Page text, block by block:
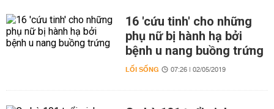
16 'cứu tinh' cho những
phụ nữ bị hành hạ bởi
bệnh u nang buồng trứng
LỐI SỐNG 07:26 | 02/05/2019